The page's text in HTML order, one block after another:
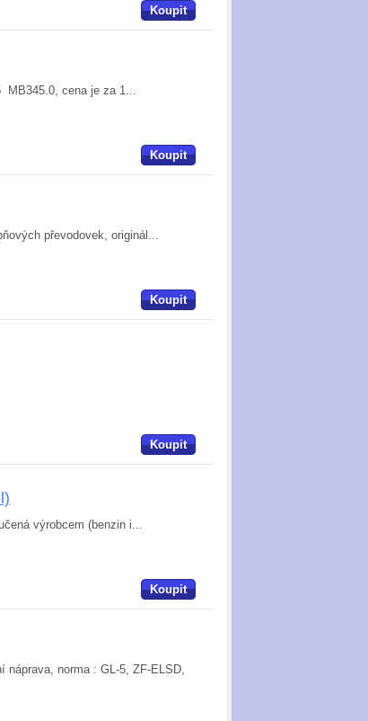
Koupit
MB345.0, cena je za 1...
Koupit
převodovek, originál...
Koupit
Koupit
výrobcem (benzin i...
Koupit
norma : GL-5, ZF-ELSD,